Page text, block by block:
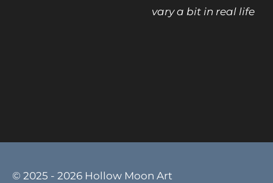
vary a bit in real life
© 2025 - 2026 Hollow Moon Art